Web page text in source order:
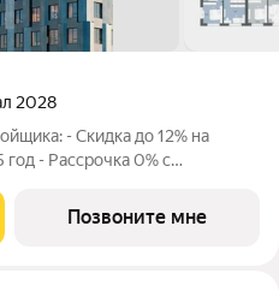
2028
- Скидка до 12% на
год - Рассрочка 0% с
без удорожания, ставка 4% -
Позвоните мне